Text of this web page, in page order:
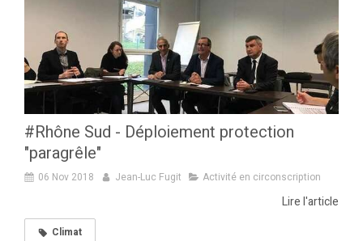
#Rhône Sud - Déploiement protection
"paragrêle"
06 Nov 2018 Jean-Luc Fugit Activité en circonscription
Lire l'article
Climat